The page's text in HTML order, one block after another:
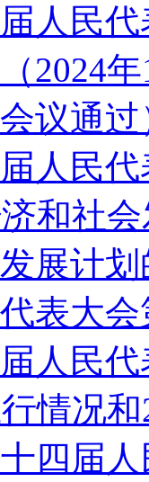
人民
2024
议通过
人民
和社
展计
表大
人民
情况
四届